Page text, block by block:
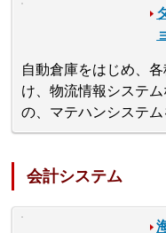
自動倉庫をはじめ、
け、物流情報システ
の、マテハンシステム
会計システム